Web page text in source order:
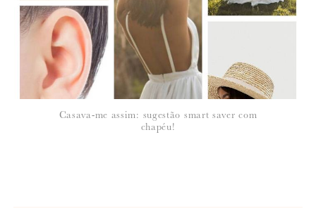
Casava-me assim: sugestão smart saver com
chapéu!